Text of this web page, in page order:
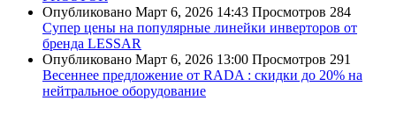
Опубликовано Март 6, 2026 14:43 Просмотров 284
Супер цены на популярные линейки инверторов от
бренда LESSAR
Опубликовано Март 6, 2026 13:00 Просмотров 291
Весеннее предложение от RADA : скидки до 20% на
нейтральное оборудование